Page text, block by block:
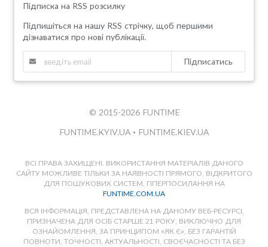
Підписка на RSS розсилку
Підпишіться на нашу RSS стрічку, щоб першими
дізнаватися про нові публікації.
Підписатись
© 2015-2026 FUNTIME
FUNTIME.KYIV.UA • FUNTIME.KIEV.UA
ВСІ ПРАВА ЗАХИЩЕНІ. ВИКОРИСТАННЯ МАТЕРІАЛІВ ДАНОГО
САЙТУ МОЖЛИВЕ ТІЛЬКИ ЗА НАЯВНОСТІ ПРЯМОГО, ВІДКРИТОГО
ДЛЯ ПОШУКОВИХ СИСТЕМ, ГІПЕРПОСИЛАННЯ НА
FUNTIME.COM.UA
ВСЯ ІНФОРМАЦІЯ, ПРЕДСТАВЛЕНА НА ДАНОМУ ВЕБ-РЕСУРСІ,
ПРИЗНАЧЕНА ДЛЯ ОСІБ СТАРШЕ 21 РОКУ, ВИКЛЮЧНО ДЛЯ
ОЗНАЙОМЛЕННЯ, ЗА ПРИНЦИПОМ «ЯК Є», БЕЗ ГАРАНТІЙ
ПОВНОТИ, ТОЧНОСТІ, АКТУАЛЬНОСТІ, СВОЄЧАСНОСТІ ТА БЕЗ